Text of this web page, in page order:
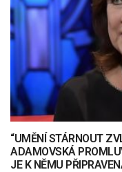
“UMĚNÍ STÁRNOUT
ADAMOVSKÁ
JE K NĚMU